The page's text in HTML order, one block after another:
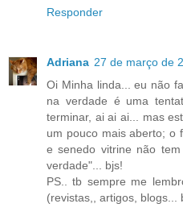
Responder
Adriana 27 de março de
Oi Minha linda... eu não
na verdade é uma
terminar, ai ai ai... mas
um pouco mais aberto; o
e senedo vitrine não
verdade"... bjs!
PS.. tb sempre me
(revistas,, artigos, blogs...